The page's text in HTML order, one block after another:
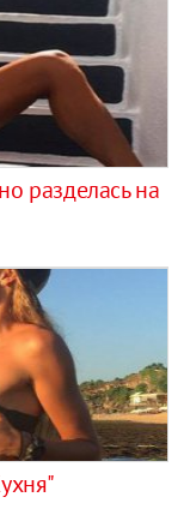
разделась на